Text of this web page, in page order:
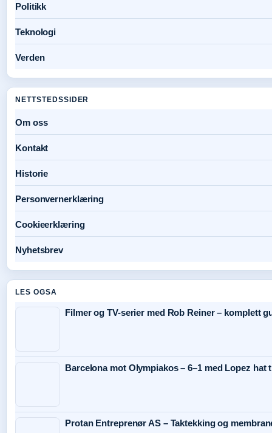
Politikk
Teknologi
Verden
NETTSTEDSSIDER
Om oss
Kontakt
Historie
Personvernerklæring
Cookieerklæring
Nyhetsbrev
LES OGSA
Filmer og TV-serier med Rob Reiner – komplett
Barcelona mot Olympiakos – 6–1 med Lopez hat
Protan Entreprenør AS – Taktekking og